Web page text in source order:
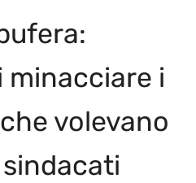
minacciare i
volevano